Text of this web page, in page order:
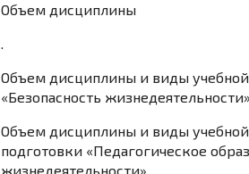
Объем дисциплины
.
Объем дисциплины и виды учебной
«Безопасность
Объем дисциплины и виды
подготовки «Педагогическое
жизнедеятельности».